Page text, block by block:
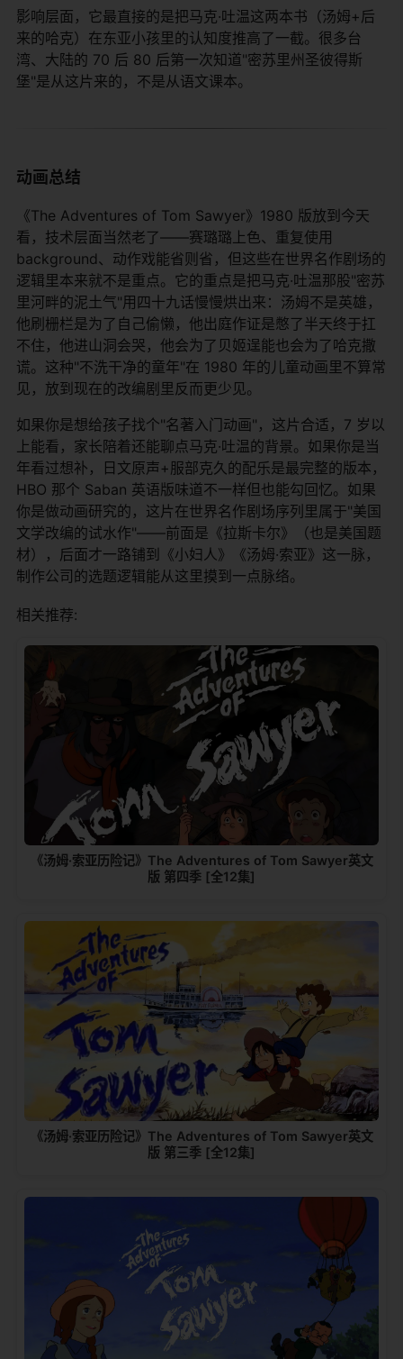
影响层面，它最直接的是把马克·吐温这两本书（汤姆+后
来的哈克）在东亚小孩里的认知度推高了一截。很多台
湾、大陆的 70 后 80 后第一次知道"密苏里州圣彼得斯
堡"是从这片来的，不是从语文课本。
动画总结
《The Adventures of Tom Sawyer》1980 版放到今天
看，技术层面当然老了——赛璐璐上色、重复使用
background、动作戏能省则省，但这些在世界名作剧场的
逻辑里本来就不是重点。它的重点是把马克·吐温那股"密苏
里河畔的泥土气"用四十九话慢慢烘出来：汤姆不是英雄，
他刷栅栏是为了自己偷懒，他出庭作证是憋了半天终于扛
不住，他进山洞会哭，他会为了贝姬逞能也会为了哈克撒
谎。这种"不洗干净的童年"在 1980 年的儿童动画里不算常
见，放到现在的改编剧里反而更少见。
如果你是想给孩子找个"名著入门动画"，这片合适，7 岁以
上能看，家长陪着还能聊点马克·吐温的背景。如果你是当
年看过想补，日文原声+服部克久的配乐是最完整的版本，
HBO 那个 Saban 英语版味道不一样但也能勾回忆。如果
你是做动画研究的，这片在世界名作剧场序列里属于"美国
文学改编的试水作"——前面是《拉斯卡尔》（也是美国题
材），后面才一路铺到《小妇人》《汤姆·索亚》这一脉，
制作公司的选题逻辑能从这里摸到一点脉络。
相关推荐:
《汤姆·索亚历险记》The Adventures of Tom Sawyer英文
版 第四季 [全12集]
《汤姆·索亚历险记》The Adventures of Tom Sawyer英文
版 第三季 [全12集]